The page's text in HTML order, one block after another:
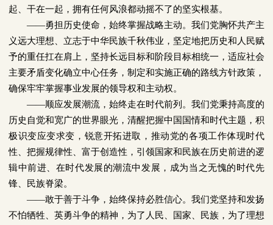
起、干在一起，拥有任何风浪都动摇不了的坚实根基。
——勇担历史使命，始终掌握战略主动。我们党胸怀共产主
义远大理想、立志于中华民族千秋伟业，坚定地把历史和人民赋
予的重任扛在肩上，坚持长远目标和阶段目标相统一，适应社会
主要矛盾变化确立中心任务，制定和实施正确的路线方针政策，
确保牢牢掌握事业发展的领导权和主动权。
——顺应发展潮流，始终走在时代前列。我们党秉持高度的
历史自觉和宽广的世界眼光，清醒把握中国国情和时代主题，积
极识变应变求变，锐意开拓进取，推动党的各项工作体现时代
性、把握规律性、富于创造性，引领国家和民族在历史前进的逻
辑中前进、在时代发展的潮流中发展，成为当之无愧的时代先
锋、民族脊梁。
——敢于善于斗争，始终保持必胜信心。我们党坚持和发扬
不怕牺牲、英勇斗争的精神，为了人民、国家、民族，为了理想